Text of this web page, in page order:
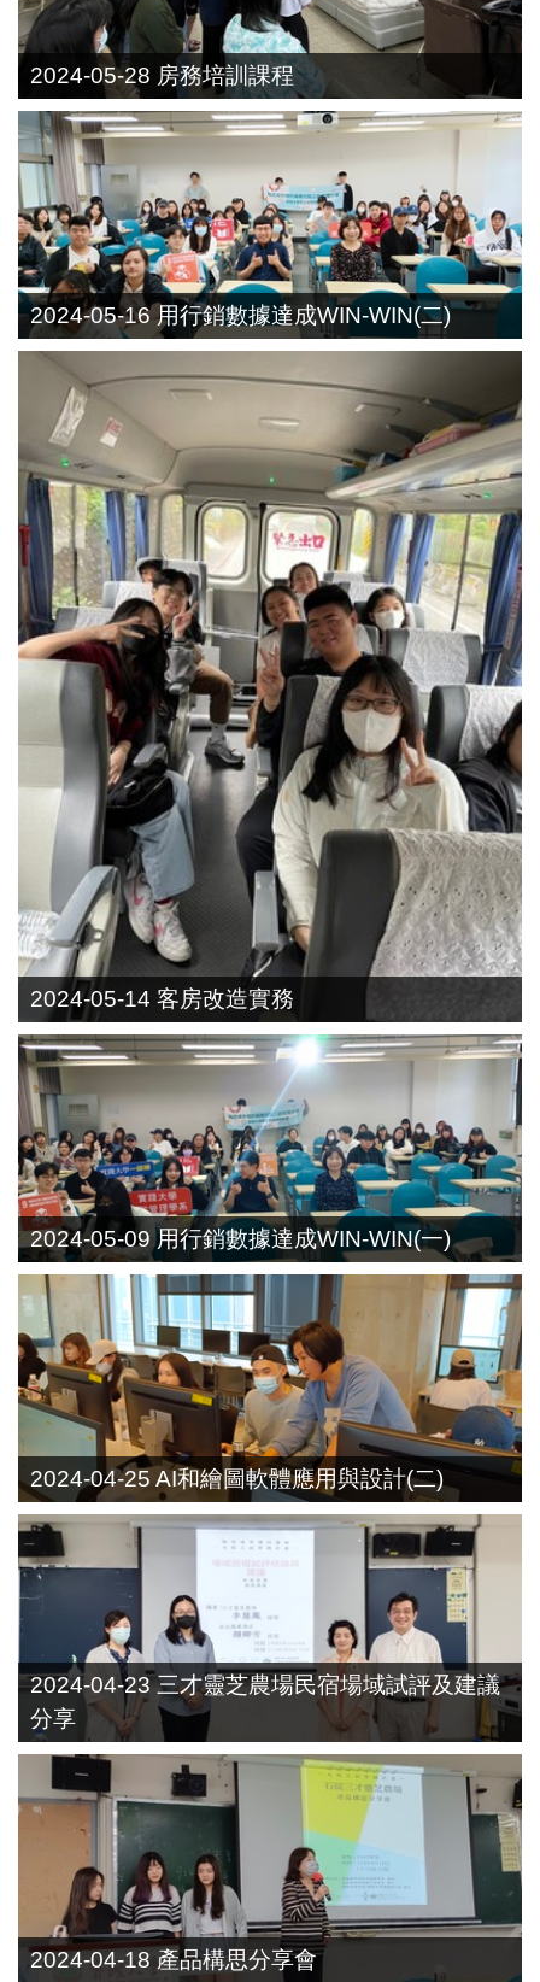
2024-05-28 房務培訓課程
2024-05-16 用行銷數據達成WIN-WIN(二)
2024-05-14 客房改造實務
2024-05-09 用行銷數據達成WIN-WIN(一)
2024-04-25 AI和繪圖軟體應用與設計(二)
2024-04-23 三才靈芝農場民宿場域試評及建議
分享
2024-04-18 產品構思分享會